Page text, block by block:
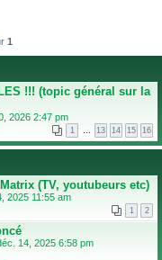
1
!!! (topic général sur la
2026 2:47 pm
1 … 13 14 15 16
(TV, youtubeurs etc)
2025 11:55 am
1 2
14, 2025 6:58 pm